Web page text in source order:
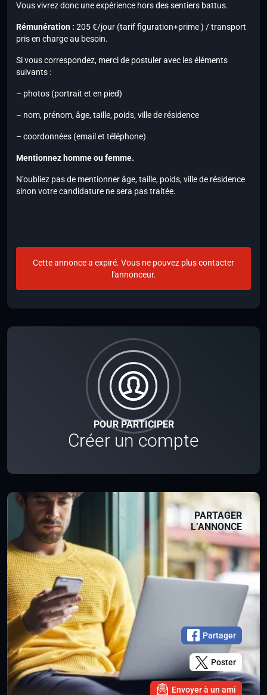
POUR PARTICIPER
Créer un compte
PARTAGER
L’ANNONCE
Partager
Poster
Envoyer à un ami
Vous vivrez donc une expérience hors des sentiers battus.
Rémunération : 205 €/jour (tarif figuration+prime ) / transport
pris en charge au besoin.
Si vous correspondez, merci de postuler avec les éléments
suivants :
– photos (portrait et en pied)
– nom, prénom, âge, taille, poids, ville de résidence
– coordonnées (email et téléphone)
Mentionnez homme ou femme.
N’oubliez pas de mentionner âge, taille, poids, ville de résidence
sinon votre candidature ne sera pas traitée.
Cette annonce a expiré. Vous ne pouvez plus contacter
l'annonceur.